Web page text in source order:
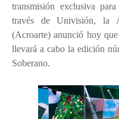
transmisión exclusiva
través de Univisión, la
(Acroarte) anunció hoy
llevará a cabo la edición
Soberano.